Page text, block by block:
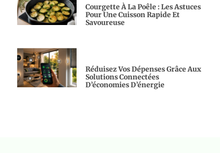
Courgette À La Poêle : Les Astuces
Pour Une Cuisson Rapide Et
Savoureuse
Réduisez Vos Dépenses Grâce Aux
Solutions Connectées
D’économies D’énergie